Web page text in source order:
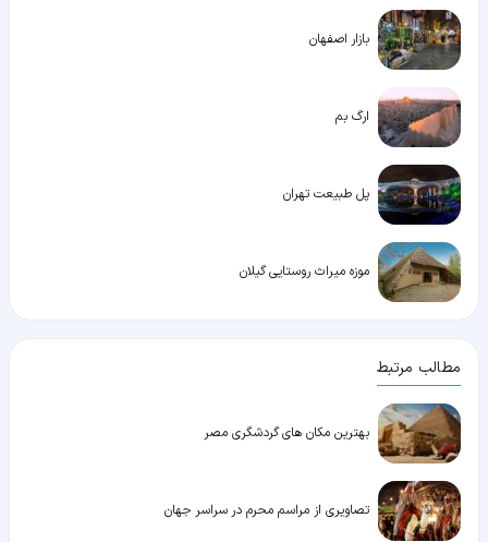
بازار اصفهان
ارگ بم
پل طبیعت تهران
موزه میراث روستایی گیلان
مطالب مرتبط
بهترین مکان های گردشگری مصر
تصاویری از مراسم محرم در سراسر جهان